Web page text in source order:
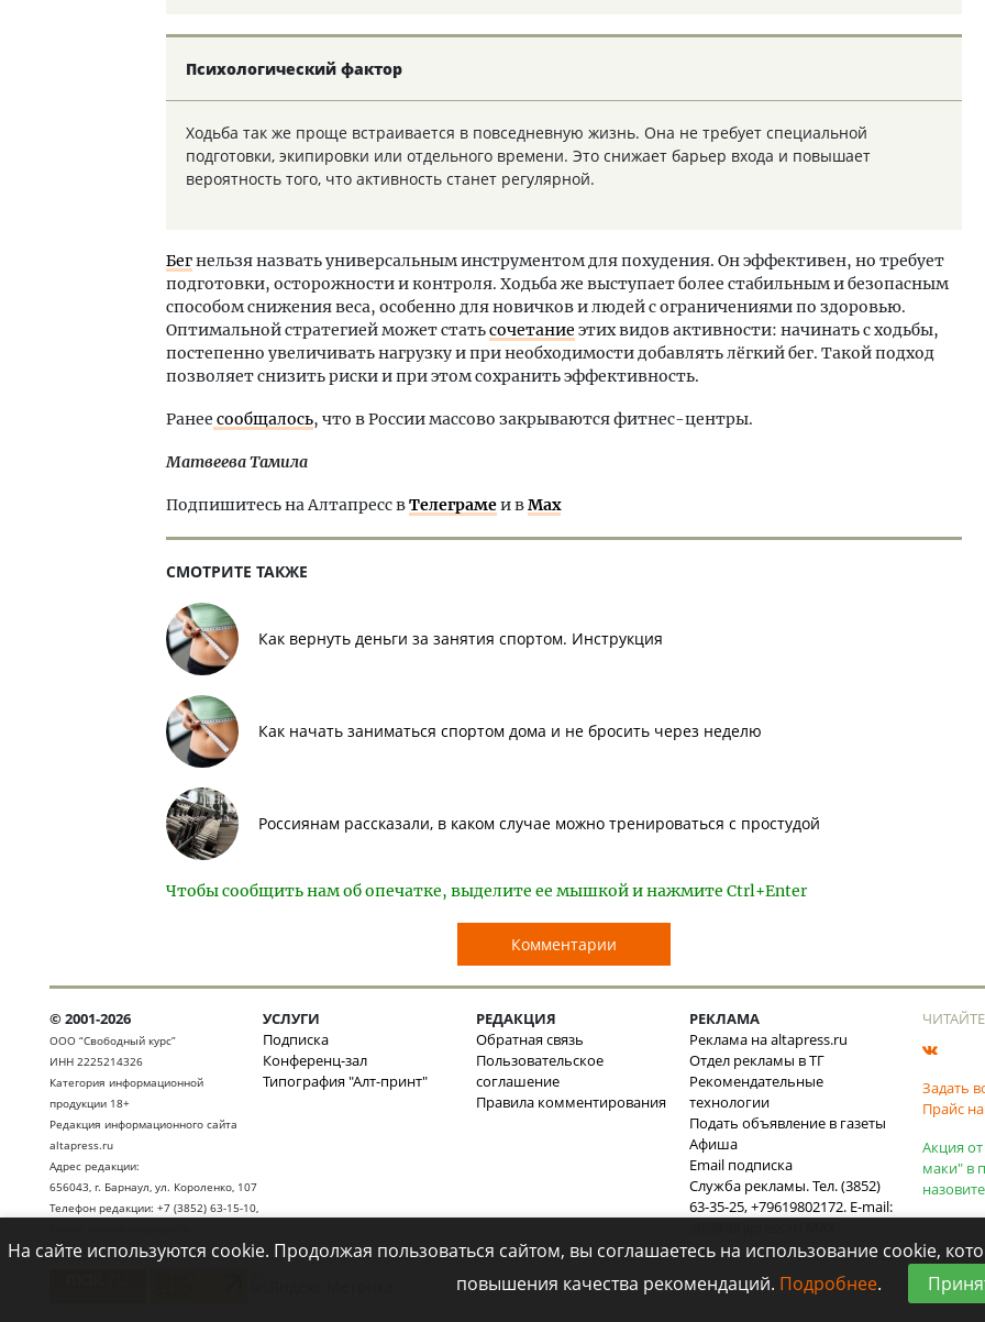
Психологический фактор
Ходьба так же проще встраивается в повседневную жизнь. Она не требует специальной
подготовки, экипировки или отдельного времени. Это снижает барьер входа и повышает
вероятность того, что активность станет регулярной.
Бегнельзя назвать универсальным инструментом для похудения. Он эффективен, но требует
подготовки, осторожности и контроля. Ходьба же выступает более стабильным и безопасным
способом снижения веса, особенно для новичков и людей с ограничениями по здоровью.
Оптимальной стратегией может статьсочетание этих видов активности: начинать с ходьбы,
постепенно увеличивать нагрузку и при необходимости добавлять лёгкий бег. Такой подход
позволяет снизить риски и при этом сохранить эффективность.
Ранее сообщалось, что в России массово закрываются фитнес-центры.
Матвеева Тамила
Подпишитесь на Алтапресс вТелеграмеи вMax
СМОТРИТЕ ТАКЖЕ
Как вернуть деньги за занятия спортом. Инструкция
Как начать заниматься спортом дома и не бросить через неделю
Россиянам рассказали, в каком случае можно тренироваться с простудой
Чтобы сообщить нам об опечатке, выделите ее мышкой и нажмите Ctrl+Enter
Комментарии
© 2001-2026
ООО “Свободный курс”
ИНН 2225214326
Категория информационной
продукции 18+
Редакция информационного сайта
altapress.ru
Адрес редакции:
656043, г. Барнаул, ул. Короленко, 107
Телефон редакции: +7 (3852) 63-15-10,
УСЛУГИ
Подписка
Конференц-зал
Типография "Алт-принт"
РЕДАКЦИЯ
Обратная связь
Пользовательское
соглашение
Правила комментирования
РЕКЛАМА
Реклама на altapress.ru
Отдел рекламы в ТГ
Рекомендательные
технологии
Подать объявление в газеты
Афиша
Email подписка
Служба рекламы. Тел. (3852)
63-35-25, +79619802172. E-mail:
Задать
Прайс
Акция
маки" в
На сайте используются cookie. Продолжая пользоваться сайтом, вы соглашаетесь на использование cookie,
повышения качества рекомендаций. Подробнее.